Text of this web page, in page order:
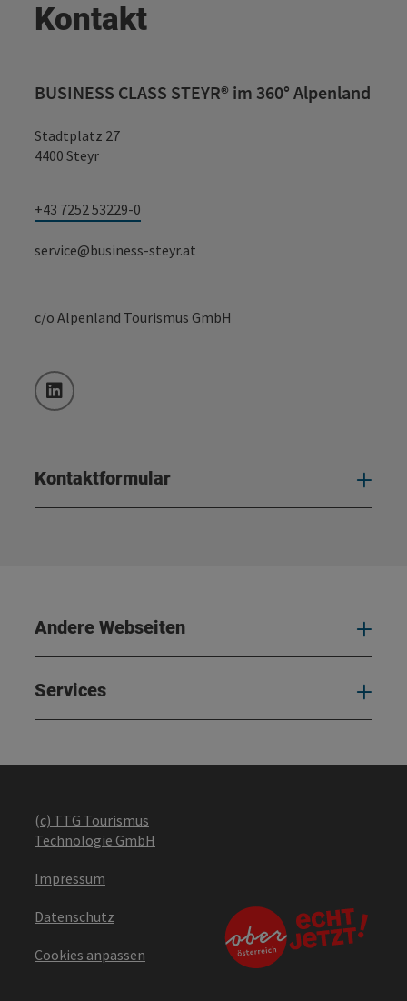
Kontakt
BUSINESS CLASS STEYR® im 360° Alpenland
Stadtplatz 27
4400 Steyr
+43 7252 53229-0
service@business-steyr.at
c/o Alpenland Tourismus GmbH
LinkedIn
Kontaktformular
Andere Webseiten
Services
(c) TTG Tourismus
Technologie GmbH
Impressum
Datenschutz
Cookies anpassen